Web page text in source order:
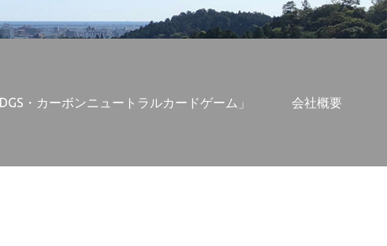
・カーボンニュートラルカードゲーム」 会社概要